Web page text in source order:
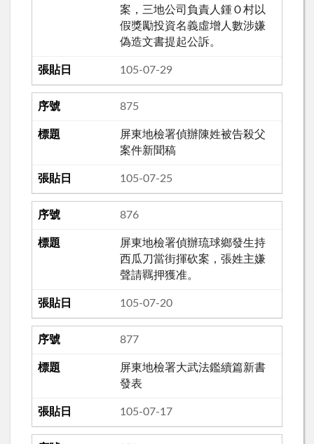
案，三地公司負責人鍾Ｏ村以
假獎勵投資名義虛增人數涉嫌
偽造文書提起公訴。
105-07-29
875
屏東地檢署偵辦陳姓被告殺父
案件新聞稿
105-07-25
876
屏東地檢署偵辦琉球鄉發生持
西瓜刀當街揮砍案，張姓主嫌
聲請羈押獲准。
105-07-20
877
屏東地檢署大武法鑑續篇新書
發表
105-07-17